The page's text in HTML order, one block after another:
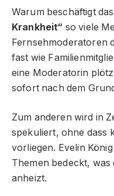
Warum beschäftigt
Krankheit“ so viele
Fernsehmoderatoren
fast wie
eine Moderatorin
sofort nach dem
Zum anderen wird in
spekuliert, ohne dass
vorliegen. Evelin
Themen bedeckt,
anheizt.